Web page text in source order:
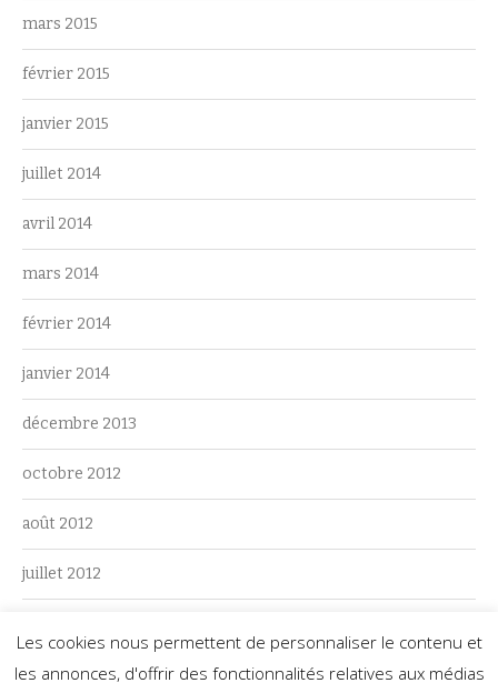
mars 2015
février 2015
janvier 2015
juillet 2014
avril 2014
mars 2014
février 2014
janvier 2014
décembre 2013
octobre 2012
août 2012
juillet 2012
mai 2012
Les cookies nous permettent de personnaliser le contenu et
les annonces, d'offrir des fonctionnalités relatives aux médias